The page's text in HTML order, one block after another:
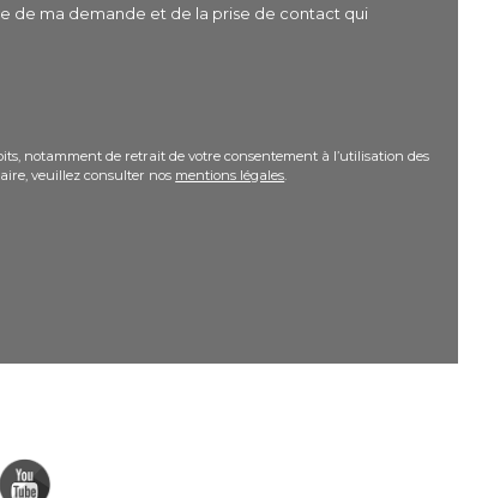
de ma demande et de la prise de contact qui
notamment de retrait de votre consentement à l’utilisation des
veuillez consulter nos mentions légales.